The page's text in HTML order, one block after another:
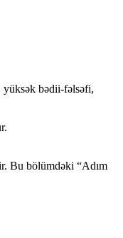
yüksək bədii-fəlsəfi,
Bu bölümdəki “Adım